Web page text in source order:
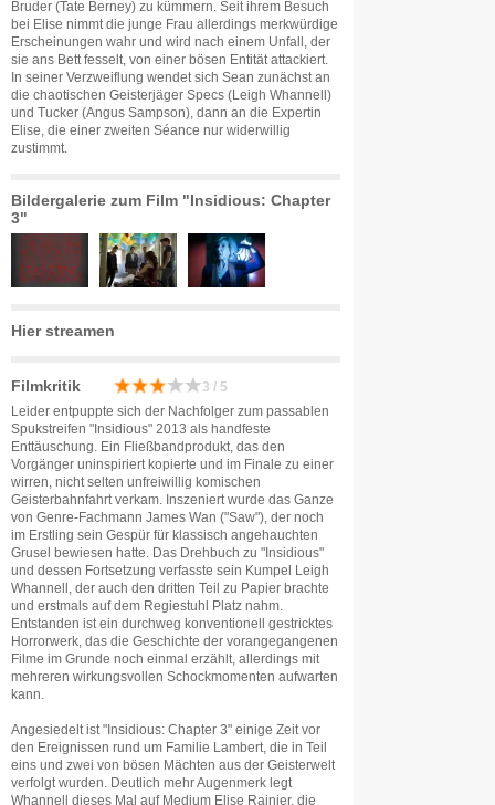
Bruder (Tate Berney) zu kümmern. Seit ihrem Besuch
bei Elise nimmt die junge Frau allerdings merkwürdige
Erscheinungen wahr und wird nach einem Unfall, der
sie ans Bett fesselt, von einer bösen Entität attackiert.
In seiner Verzweiflung wendet sich Sean zunächst an
die chaotischen Geisterjäger Specs (Leigh Whannell)
und Tucker (Angus Sampson), dann an die Expertin
Elise, die einer zweiten Séance nur widerwillig
zustimmt.
Bildergalerie zum Film "Insidious: Chapter
3"
Hier streamen
Filmkritik 3 / 5
Leider entpuppte sich der Nachfolger zum passablen
Spukstreifen "Insidious" 2013 als handfeste
Enttäuschung. Ein Fließbandprodukt, das den
Vorgänger uninspiriert kopierte und im Finale zu einer
wirren, nicht selten unfreiwillig komischen
Geisterbahnfahrt verkam. Inszeniert wurde das Ganze
von Genre-Fachmann James Wan ("Saw"), der noch
im Erstling sein Gespür für klassisch angehauchten
Grusel bewiesen hatte. Das Drehbuch zu "Insidious"
und dessen Fortsetzung verfasste sein Kumpel Leigh
Whannell, der auch den dritten Teil zu Papier brachte
und erstmals auf dem Regiestuhl Platz nahm.
Entstanden ist ein durchweg konventionell gestricktes
Horrorwerk, das die Geschichte der vorangegangenen
Filme im Grunde noch einmal erzählt, allerdings mit
mehreren wirkungsvollen Schockmomenten aufwarten
kann.
Angesiedelt ist "Insidious: Chapter 3" einige Zeit vor
den Ereignissen rund um Familie Lambert, die in Teil
eins und zwei von bösen Mächten aus der Geisterwelt
verfolgt wurden. Deutlich mehr Augenmerk legt
Whannell dieses Mal auf Medium Elise Rainier, die